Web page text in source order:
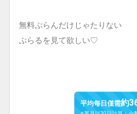
無料ぷらんだけじゃたりない
ぷらるを見て欲しい♡
平均每日僅需約